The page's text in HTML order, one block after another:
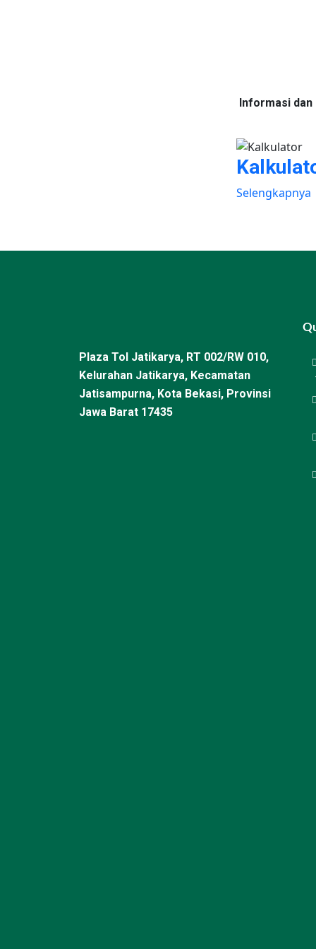
Informasi dan
Selengkapnya
Plaza Tol Jatikarya, RT 002/RW 010,
Kelurahan Jatikarya, Kecamatan
Jatisampurna, Kota Bekasi, Provinsi
Jawa Barat 17435